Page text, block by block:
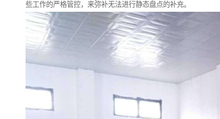
些工作的严格管控，来弥补无法进行静态盘点的补充。